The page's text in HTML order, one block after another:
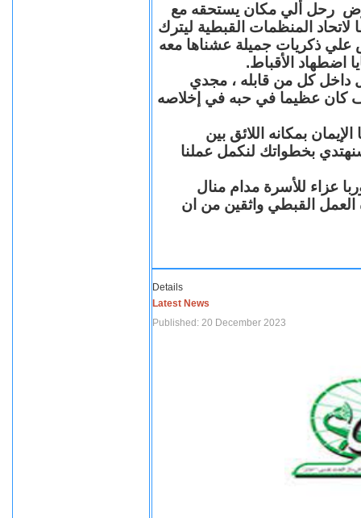
رحل ألي مكان يستحقه مع
المنظمات القبطية ليترك
علي ذكريات جميلة عشناها معه
اضطهاد الأقباط.
داخل كل من قابله ، مجدي
عظيما في حبه في إخلاصه
بمكانه اللائق بين
بخطواتك لنكمل عملنا
عزاء للأسرة مدام منال
العمل القبطي واثقين من ان
Details
Latest News
Published: 20 December 2023